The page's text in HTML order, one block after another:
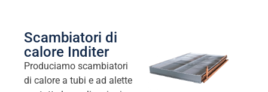
Scambiatori di
calore Inditer
Produciamo scambiatori
di calore a tubi e ad alette